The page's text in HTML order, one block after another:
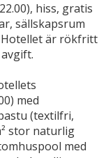
hiss, gratis
sällskapsrum
Hotellet är rökfritt
med
(textilfri,
stor naturlig
med